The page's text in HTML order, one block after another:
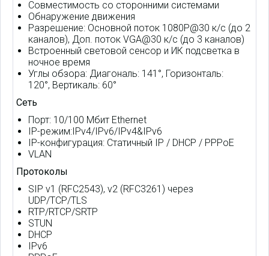
Совместимость со сторонними системами
Обнаружение движения
Разрешение: Основной поток 1080P@30 к/с (до 2
каналов), Доп. поток VGA@30 к/с (до 3 каналов)
Встроенный световой сенсор и ИК подсветка в
ночное время
Углы обзора: Диагональ: 141°, Горизонталь:
120°, Вертикаль: 60°
Сеть
Порт: 10/100 Мбит Ethernet
IP-режим:IPv4/IPv6/IPv4&IPv6
IP-конфигурация: Статичный IP / DHCP / PPPoE
VLAN
Протоколы
SIP v1 (RFC2543), v2 (RFC3261) через
UDP/TCP/TLS
RTP/RTCP/SRTP
STUN
DHCP
IPv6